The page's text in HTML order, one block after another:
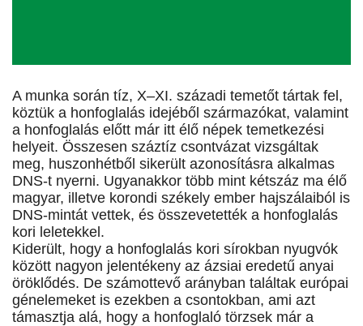
A munka során tíz, X–XI. századi temetőt tártak fel,
köztük a honfoglalás idejéből származókat, valamint
a honfoglalás előtt már itt élő népek temetkezési
helyeit. Összesen száztíz csontvázat vizsgáltak
meg, huszonhétből sikerült azonosításra alkalmas
DNS-t nyerni. Ugyanakkor több mint kétszáz ma élő
magyar, illetve korondi székely ember hajszálaiból is
DNS-mintát vettek, és összevetették a honfoglalás
kori leletekkel.
Kiderült, hogy a honfoglalás kori sírokban nyugvók
között nagyon jelentékeny az ázsiai eredetű anyai
öröklődés. De számottevő arányban találtak európai
génelemeket is ezekben a csontokban, ami azt
támasztja alá, hogy a honfoglaló törzsek már a